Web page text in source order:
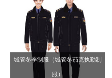
城管冬季制服（城管冬茄克执勤制
服）